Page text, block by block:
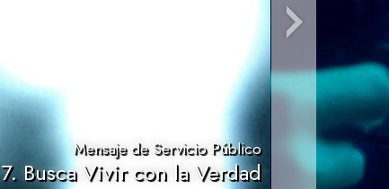
Mensaje de Servicio Público
7. Busca Vivir con la Verdad